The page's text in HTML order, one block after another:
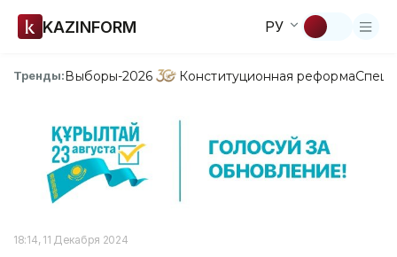
KAZINFORM РУ
Тренды:Выборы-2026 Конституционная реформа
18:14, 11 Декабря 2024